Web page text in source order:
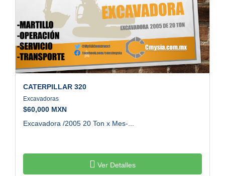
CATERPILLAR 320
Excavadoras
$60,000 MXN
Excavadora /2005 20 Ton x Mes-...
Ver Detalles